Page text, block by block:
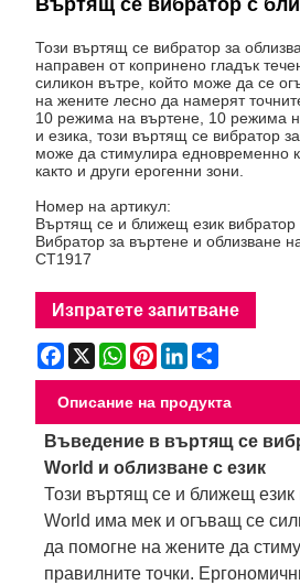
Този въртящ се вибратор за
направен от копринено гладък
силикон вътре, който може да се
на жените лесно да намерят
10 режима на въртене, 10 режима
и езика, този въртящ се вибратор
може да стимулира едновременно
както и други ерогенни зони.
Номер на артикул:
Въртящ се и ближещ език вибратор
Вибратор за въртене и облизване
CT1917
Изпратете запитване
Facebook
X WhatsApp
Pinterest
LinkedIn
Описание на продукта
Въведение в въртящ се
World и облизване с език
Този въртящ се и ближещ език
World има мек и огъващ се
да помогне на жените да
правилните точки.